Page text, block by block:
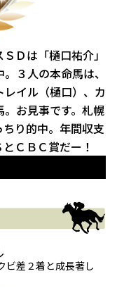
Ｄは「樋口祐介」
３人の本命馬は、
イル（樋口）、カ
お見事です。札幌
り的中。年間収支
ＣＢＣ賞だー！
ビ差２着と成長著し